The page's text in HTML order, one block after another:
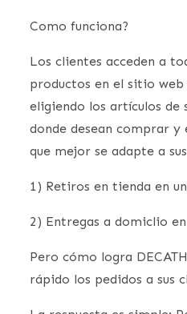
Como funciona?
Los clientes acceden a
productos en el sitio web
eligiendo los artículos de
donde desean comprar
que mejor se adapte a
1) Retiros en tienda en
2) Entregas a domiclio
Pero cómo logra
rápido los pedidos a sus